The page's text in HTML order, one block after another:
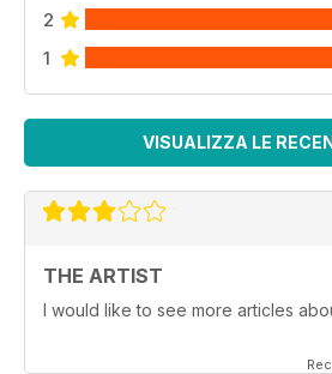
2
1
VISUALIZZA LE
THE ARTIST
I would like to see more articles